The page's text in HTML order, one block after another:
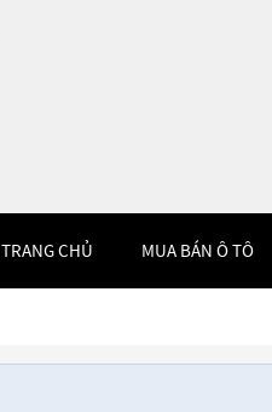
TRANG CHỦ MUA BÁN Ô TÔ